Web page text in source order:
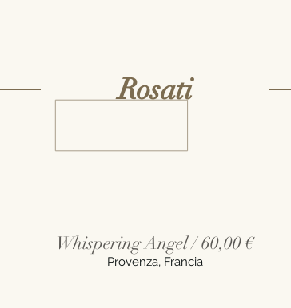
Rosati
Whispering Angel / 60,00 €
Provenza, Francia